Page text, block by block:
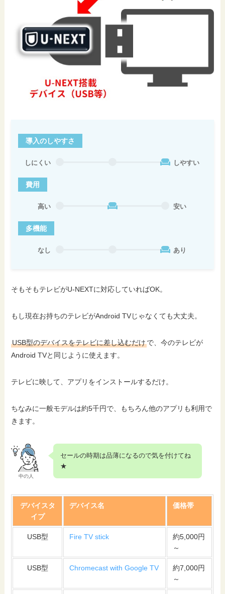
導入のしやすさ
しにくい しやすい
費用
高い 安い
多機能
なし あり
そもそもテレビがU-NEXTに対応していればOK。
もし現在お持ちのテレビがAndroid TVじゃなくても大丈夫。
USB型のデバイスをテレビに差し込むだけで、今のテレビが
Android TVと同じように使えます。
テレビに映して、アプリをインストールするだけ。
ちなみに一般モデルは約5千円で、もちろん他のアプリも利用で
きます。
中の人
セールの時期は品薄になるので気を付けてね
★
デバイスタ
イプ
デバイス名 価格帯
USB型 Fire TV stick
約5,000円
～
USB型 Chromecast with Google TV
約7,000円
～